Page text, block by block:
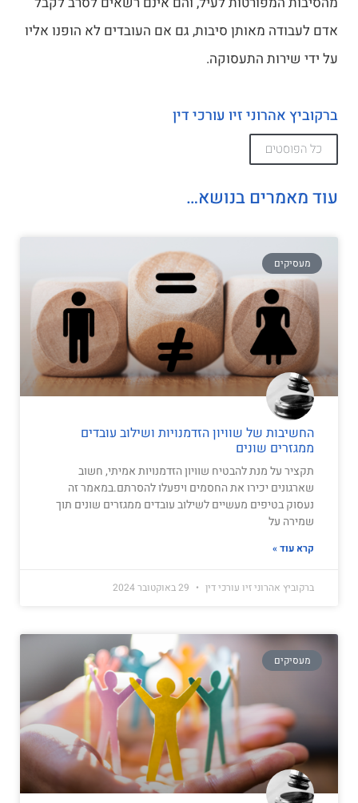
אדם לעבודה מאותן סיבות, גם אם העובדים לא הופנו אליו
על ידי שירות התעסוקה.
ברקוביץ אהרוני זיו עורכי דין
כל הפוסטים
עוד מאמרים בנושא…
מעסיקים
החשיבות של שוויון הזדמנויות ושילוב עובדים
ממגזרים שונים
תקציר על מנת להבטיח שוויון הזדמנויות אמיתי, חשוב
שארגונים יכירו את החסמים ויפעלו להסרתם.במאמר זה
נעסוק בטיפים מעשיים לשילוב עובדים ממגזרים שונים תוך
שמירה על
קרא עוד »
ברקוביץ אהרוני זיו עורכי דין
מעסיקים